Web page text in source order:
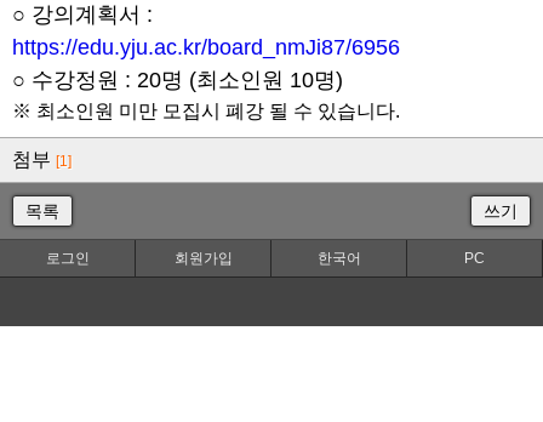
○ 강의계획서 :
https://edu.yju.ac.kr/board_nmJi87/6956
○ 수강정원 : 20명 (최소인원 10명)
※ 최소인원 미만 모집시 폐강 될 수 있습니다.
첨부 [1]
목록 쓰기
로그인 회원가입 한국어 PC